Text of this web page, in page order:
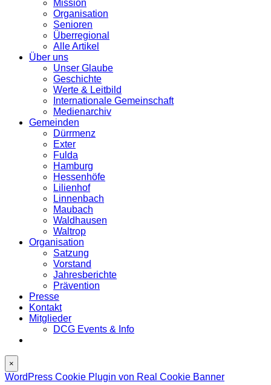
Mission
Organisation
Senioren
Überregional
Alle Artikel
Über uns
Unser Glaube
Geschichte
Werte & Leitbild
Internationale Gemeinschaft
Medienarchiv
Gemeinden
Dürrmenz
Exter
Fulda
Hamburg
Hessenhöfe
Lilienhof
Linnenbach
Maubach
Waldhausen
Waltrop
Organisation
Satzung
Vorstand
Jahresberichte
Prävention
Presse
Kontakt
Mitglieder
DCG Events & Info
×
WordPress Cookie Plugin von Real Cookie Banner